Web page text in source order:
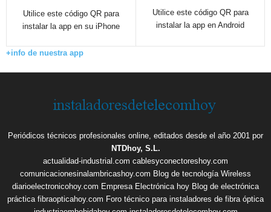
Utilice este código QR para
instalar la app en su iPhone
Utilice este código QR para
instalar la app en Android
+info de nuestra app
Periódicos técnicos profesionales online, editados desde el año 2001 por
NTDhoy, S.L.
actualidad-industrial.com cablesyconectoreshoy.com
comunicacionesinalambricashoy.com Blog de tecnología Wireless
diarioelectronicohoy.com Empresa Electrónica hoy Blog de electrónica
práctica fibraopticahoy.com Foro técnico para instaladores de fibra óptica